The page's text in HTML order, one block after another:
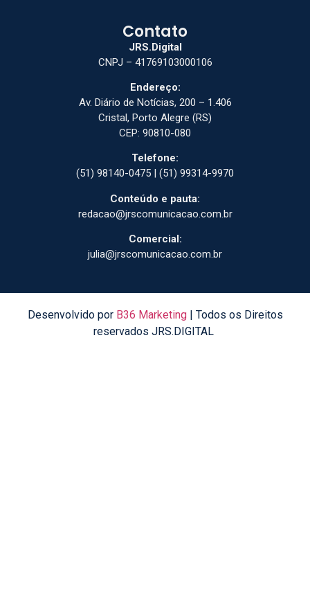
Contato
JRS.Digital
CNPJ – 41769103000106
Endereço:
Av. Diário de Notícias, 200 – 1.406
Cristal, Porto Alegre (RS)
CEP: 90810-080
Telefone:
(51) 98140-0475 | (51) 99314-9970
Conteúdo e pauta:
redacao@jrscomunicacao.com.br
Comercial:
julia@jrscomunicacao.com.br
Desenvolvido por B36 Marketing| Todos os Direitos
reservados JRS.DIGITAL